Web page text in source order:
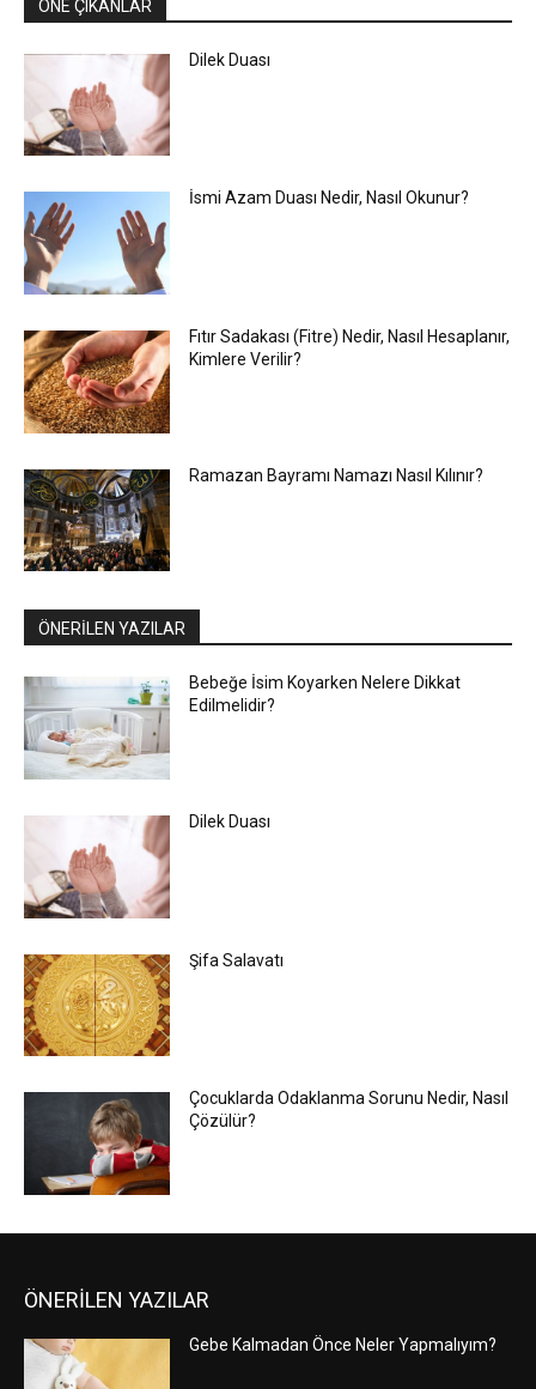
ÖNE ÇIKANLAR
Dilek Duası
İsmi Azam Duası Nedir, Nasıl Okunur?
Fıtır Sadakası (Fitre) Nedir, Nasıl Hesaplanır,
Kimlere Verilir?
Ramazan Bayramı Namazı Nasıl Kılınır?
ÖNERİLEN YAZILAR
Bebeğe İsim Koyarken Nelere Dikkat
Edilmelidir?
Dilek Duası
Şifa Salavatı
Çocuklarda Odaklanma Sorunu Nedir, Nasıl
Çözülür?
ÖNERİLEN YAZILAR
Gebe Kalmadan Önce Neler Yapmalıyım?